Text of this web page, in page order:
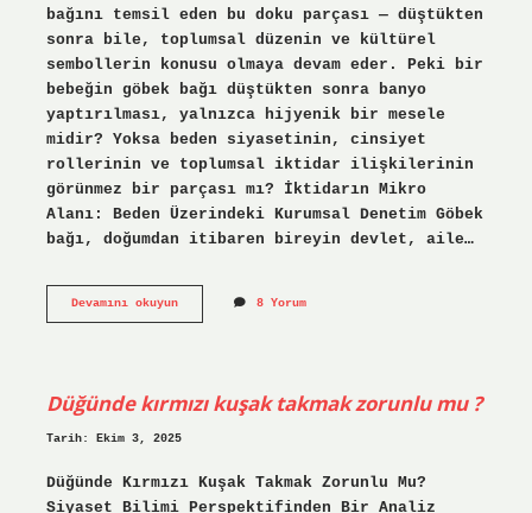
bağını temsil eden bu doku parçası — düştükten
sonra bile, toplumsal düzenin ve kültürel
sembollerin konusu olmaya devam eder. Peki bir
bebeğin göbek bağı düştükten sonra banyo
yaptırılması, yalnızca hijyenik bir mesele
midir? Yoksa beden siyasetinin, cinsiyet
rollerinin ve toplumsal iktidar ilişkilerinin
görünmez bir parçası mı? İktidarın Mikro
Alanı: Beden Üzerindeki Kurumsal Denetim Göbek
bağı, doğumdan itibaren bireyin devlet, aile…
Devamını okuyunGöbek
bağı
banyo
?
8 Yorum
Düğünde kırmızı kuşak takmak zorunlu mu ?
Tarih: Ekim 3, 2025
Düğünde Kırmızı Kuşak Takmak Zorunlu Mu?
Siyaset Bilimi Perspektifinden Bir Analiz